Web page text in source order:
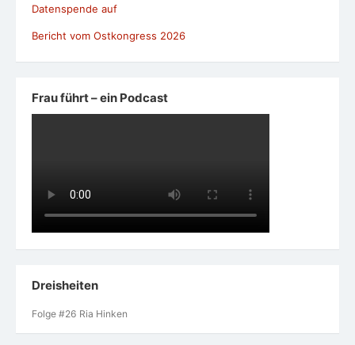
Datenspende auf
Bericht vom Ostkongress 2026
Frau führt – ein Podcast
Dreisheiten
Folge #26 Ria Hinken